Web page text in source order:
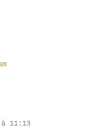
à 11:13